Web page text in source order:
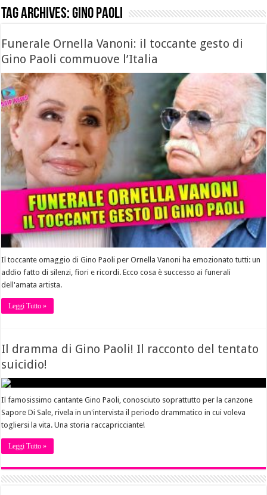
Tag Archives:gino paoli
Funerale Ornella Vanoni: il toccante gesto di
Gino Paoli commuove l’Italia
Il toccante omaggio di Gino Paoli per Ornella Vanoni ha emozionato tutti: un
addio fatto di silenzi, fiori e ricordi. Ecco cosa è successo ai funerali
dell'amata artista.
Leggi Tutto »
Il dramma di Gino Paoli! Il racconto del tentato
suicidio!
Il famosissimo cantante Gino Paoli, conosciuto soprattutto per la canzone
Sapore Di Sale, rivela in un'intervista il periodo drammatico in cui voleva
togliersi la vita. Una storia raccapricciante!
Leggi Tutto »